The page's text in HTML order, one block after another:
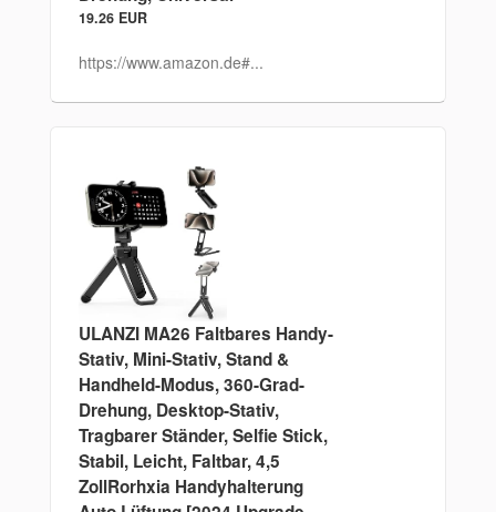
19.26 EUR
https://www.amazon.de#...
ULANZI MA26 Faltbares Handy-
Stativ, Mini-Stativ, Stand &
Handheld-Modus, 360-Grad-
Drehung, Desktop-Stativ,
Tragbarer Ständer, Selfie Stick,
Stabil, Leicht, Faltbar, 4,5
ZollRorhxia Handyhalterung